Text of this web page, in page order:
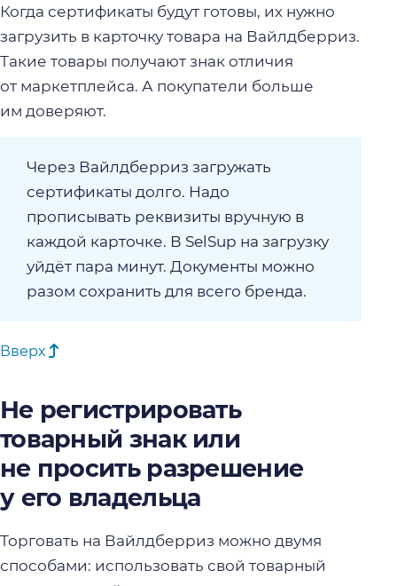
Когда сертификаты будут готовы, их нужно
загрузить в карточку товара на Вайлдберриз.
Такие товары получают знак отличия
от маркетплейса. А покупатели больше
им доверяют.
Через Вайлдберриз загружать
сертификаты долго. Надо
прописывать реквизиты вручную в
каждой карточке. В SelSup на загрузку
уйдёт пара минут. Документы можно
разом сохранить для всего бренда.
Вверх
Не регистрировать
товарный знак или
не просить разрешение
у его владельца
Торговать на Вайлдберриз можно двумя
способами: использовать свой товарный